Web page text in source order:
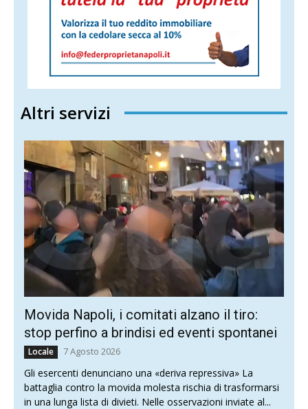
Altri servizi
Movida Napoli, i comitati alzano il tiro:
stop perfino a brindisi ed eventi spontanei
Locale 7 Agosto 2026
Gli esercenti denunciano una «deriva repressiva» La
battaglia contro la movida molesta rischia di trasformarsi
in una lunga lista di divieti. Nelle osservazioni inviate al...